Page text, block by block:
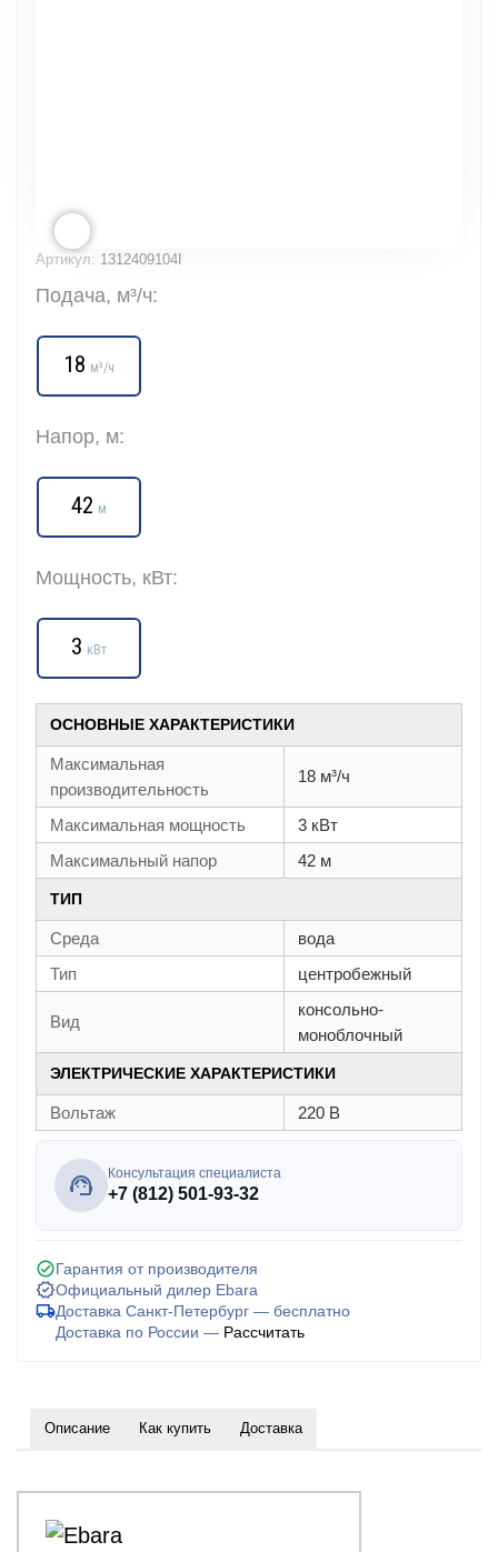
Артикул: 1312409104I
Подача, м³/ч:
18 м³/ч
Напор, м:
42 м
Мощность, кВт:
3 кВт
ОСНОВНЫЕ ХАРАКТЕРИСТИКИ
Максимальная
производительность
18 м³/ч
Максимальная мощность
3 кВт
Максимальный напор
42 м
ТИП
Среда
вода
Тип
центробежный
Вид
консольно-
моноблочный
ЭЛЕКТРИЧЕСКИЕ ХАРАКТЕРИСТИКИ
Вольтаж 220 В
Консультация специалиста
+7 (812) 501-93-32
Гарантия от производителя
Официальный дилер Ebara
Доставка Санкт-Петербург — бесплатно
Доставка по России — Рассчитать
Описание Как купить Доставка